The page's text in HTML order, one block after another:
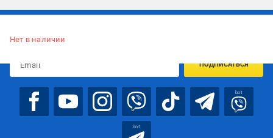
Нет в наличии
ПОДПИСАТЬСЯ
bot
bot